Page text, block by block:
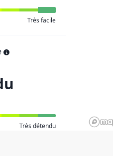
Très facile
Très détendu